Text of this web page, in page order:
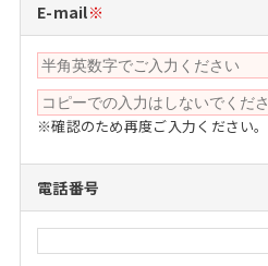
E-mail※
※確認のため再度ご入力ください。
電話番号